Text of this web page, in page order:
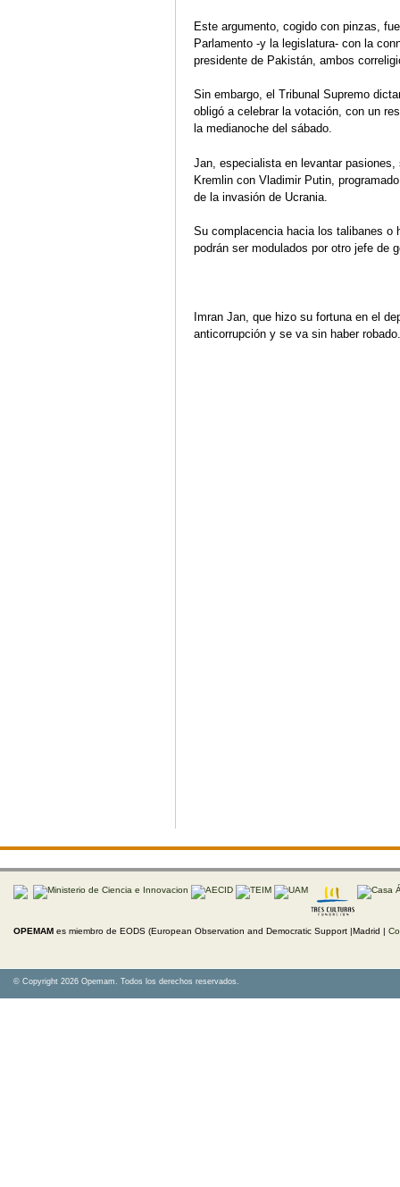
Este argumento, cogido con pinzas,
Parlamento -y la legislatura- con la
presidente de Pakistán, ambos
Sin embargo, el Tribunal Supremo
obligó a celebrar la votación, con un
la medianoche del sábado.
Jan, especialista en levantar
Kremlin con Vladimir Putin,
de la invasión de Ucrania.
Su complacencia hacia los talibanes o
podrán ser modulados por otro jefe de
Imran Jan, que hizo su fortuna en el
anticorrupción y se va sin haber
OPEMAM es miembro de EODS (European Observation and Democratic Support |Madrid |
© Copyright 2026 Opemam. Todos los derechos reservados.